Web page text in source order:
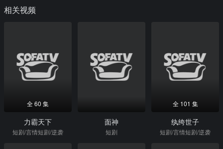
相关视频
全 60 集
力霸天下
短剧/言情短剧/逆袭
面神
短剧
全 101 集
纨绔世子
短剧/言情短剧/逆袭